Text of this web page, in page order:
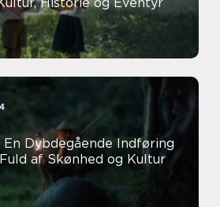
En Dybdegående Indføring
af Skønhed og Kultur